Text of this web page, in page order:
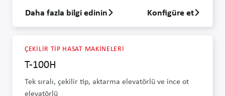
T-260 hakkında daha fazla bilgi edin
Daha fazla bilgi edinin Konfigüre et
ÇEKILIR TIP HASAT MAKINELERI
T-100H
Tek sıralı, çekilir tip, aktarma elevatörlü ve ince ot
elevatörlü